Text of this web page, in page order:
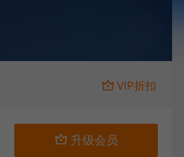
VIP折扣
升级会员